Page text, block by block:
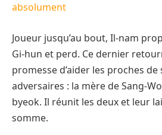
absolument
Joueur jusqu’au bout, Il-nam
Gi-hun et perd. Ce dernier
promesse d’aider les proches de
adversaires : la mère de Sang-
byeok. Il réunit les deux et leur
somme.